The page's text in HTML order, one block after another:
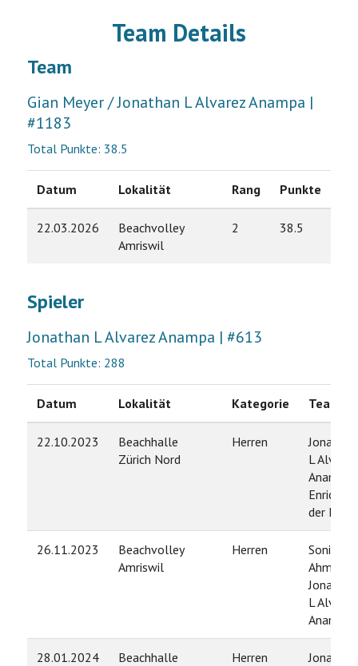
Team Details
Team
Gian Meyer / Jonathan L Alvarez Anampa |
#1183
Total Punkte: 38.5
Datum Lokalität Rang Punkte
22.03.2026
Beachvolley
Amriswil
2 38.5
Spieler
Jonathan L Alvarez Anampa | #613
Total Punkte: 288
Datum Lokalität Kategorie Team
22.10.2023
Beachhalle
Zürich Nord
Herren
Jonathan
L Alvarez
Anampa
Enrico
der Loo
26.11.2023
Beachvolley
Amriswil
Herren
Sonil
Ahmadi /
Jonathan
L Alvarez
Anampa
28.01.2024
Beachhalle
Herren
Jonathan